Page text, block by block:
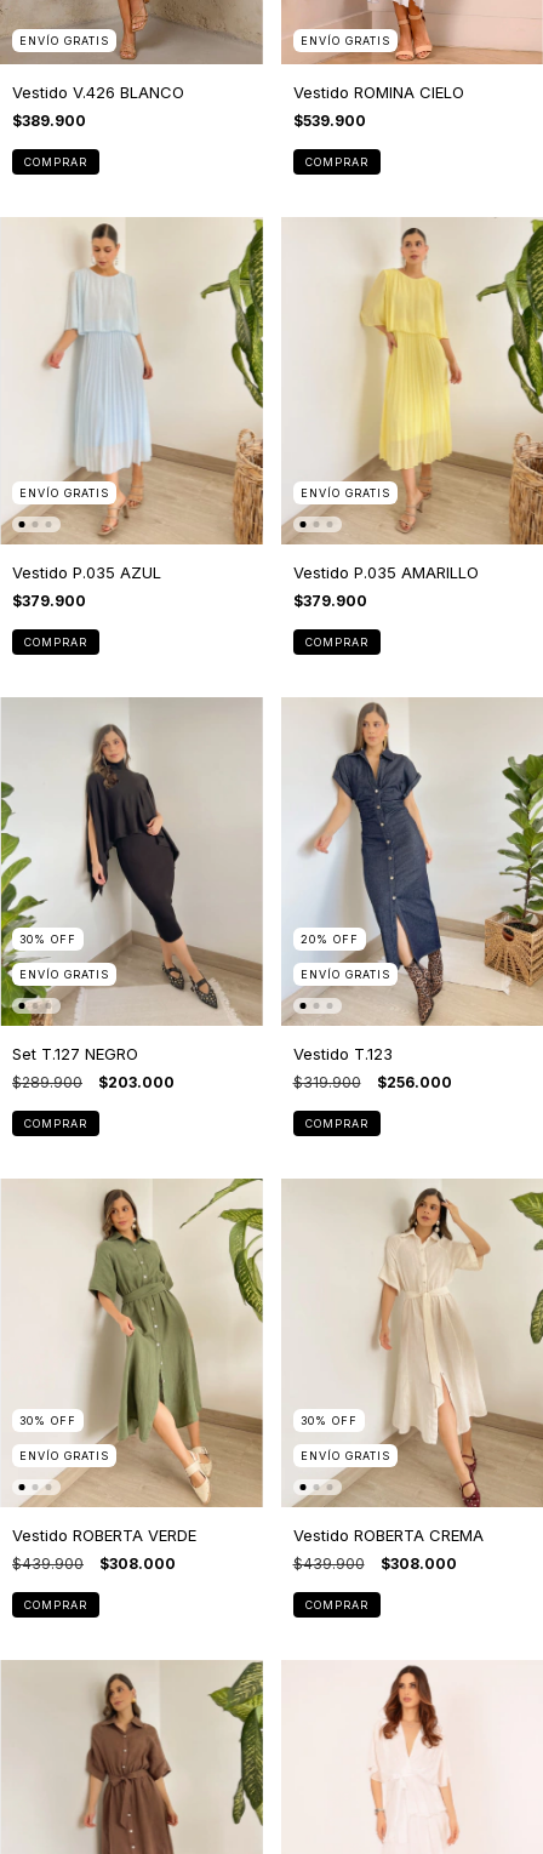
ENVÍO GRATIS
Vestido V.426 BLANCO
$389.900
COMPRAR
ENVÍO GRATIS
Vestido ROMINA CIELO
$539.900
COMPRAR
ENVÍO GRATIS
Vestido P.035 AZUL
$379.900
COMPRAR
ENVÍO GRATIS
Vestido P.035 AMARILLO
$379.900
COMPRAR
30% OFF
ENVÍO GRATIS
Set T.127 NEGRO
$289.900 $203.000
COMPRAR
20% OFF
ENVÍO GRATIS
Vestido T.123
$319.900 $256.000
COMPRAR
30% OFF
ENVÍO GRATIS
Vestido ROBERTA VERDE
$439.900 $308.000
COMPRAR
30% OFF
ENVÍO GRATIS
Vestido ROBERTA CREMA
$439.900 $308.000
COMPRAR